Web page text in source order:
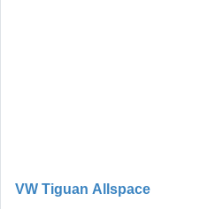
VW Tiguan Allspace